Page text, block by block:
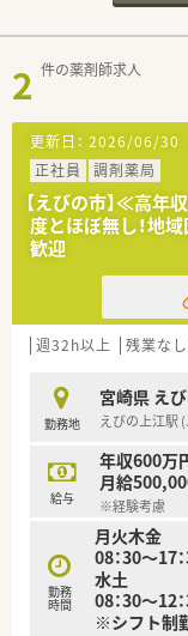
2 件の薬剤師求人
更新日： 2026/06/30
正社員
調剤薬局
【えびの市】≪高
度とほぼ無し！地
歓迎
週32h以上 残業な
勤務地
宮崎県 え
えびの上江駅
給与
年収600万
月給
※経験考慮
勤務
時間
月火木金
08：30～17
水土
08：30〜12
※シフト制